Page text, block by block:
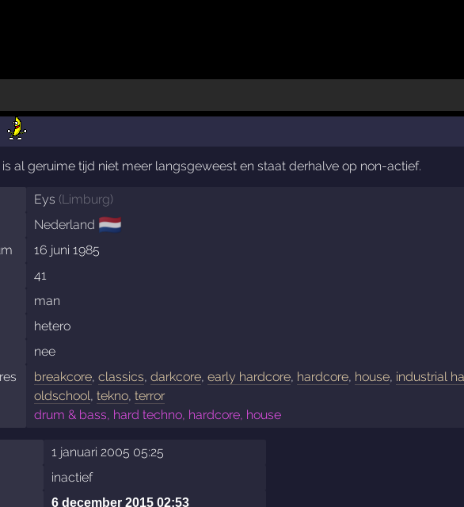
al geruime tijd niet meer langsgeweest en staat derhalve op non-actief.
Eys (Limburg)
Nederland 🇳🇱
16 juni 1985
41
man
hetero
nee
breakcore,classics,darkcore,early hardcore, hardcore, house, industrial
oldschool,tekno,terror
drum & bass, hard techno, hardcore, house
1 januari 2005 05:25
inactief
6 december 2015 02:53